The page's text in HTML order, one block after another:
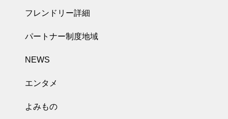
フレンドリー詳細
パートナー制度地域
NEWS
エンタメ
よみもの